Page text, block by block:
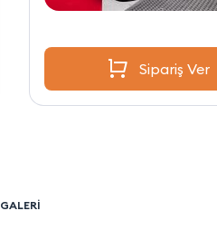
Sipariş Ver
GALERİ